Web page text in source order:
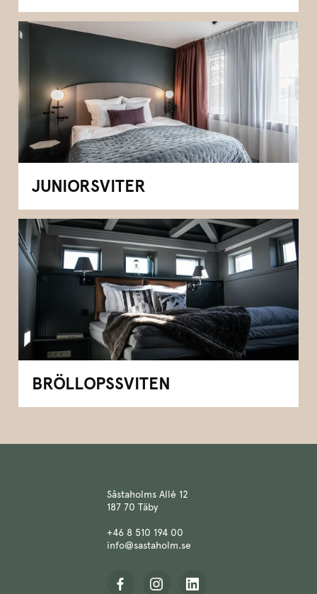
JUNIORSVITER
BRÖLLOPSSVITEN
Såstaholms Allé 12
187 70 Täby
+46 8 510 194 00
info@sastaholm.se